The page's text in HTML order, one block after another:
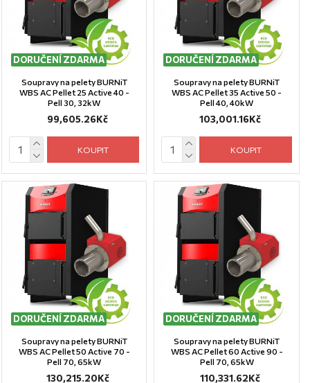
DORUČENÍ ZDARMA
Soupravy na pelety BURNiT
WBS AC Pellet 25 Active 40 -
Pell 30, 32kW
99,605.26Kč
KOUPIT
DORUČENÍ ZDARMA
Soupravy na pelety BURNiT
WBS AC Pellet 35 Active 50 -
Pell 40, 40kW
103,001.16Kč
KOUPIT
DORUČENÍ ZDARMA
Soupravy na pelety BURNiT
WBS AC Pellet 50 Active 70 -
Pell 70, 65kW
130,215.20Kč
DORUČENÍ ZDARMA
Soupravy na pelety BURNiT
WBS AC Pellet 60 Active 90 -
Pell 70, 65kW
110,331.62Kč